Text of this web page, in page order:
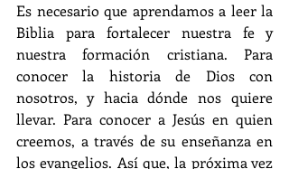
Es necesario que aprendamos a leer la
Biblia para fortalecer nuestra fe y
nuestra formación cristiana. Para
conocer la historia de Dios con
nosotros, y hacia dónde nos quiere
llevar. Para conocer a Jesús en quien
creemos, a través de su enseñanza en
los evangelios. Así que, la próxima vez